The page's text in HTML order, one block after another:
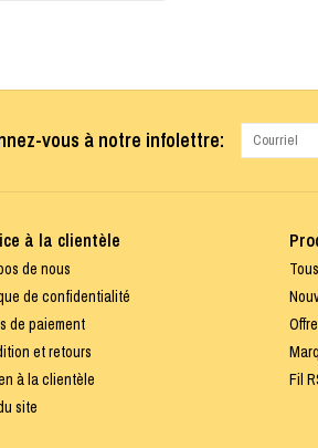
vous à notre infolettre:
à la clientèle
de nous
de confidentialité
de paiement
et retours
à la clientèle
site
Fil